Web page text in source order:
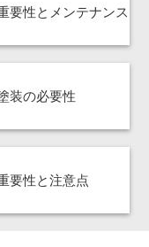
要性とメンテナンス
装の必要性
要性と注意点